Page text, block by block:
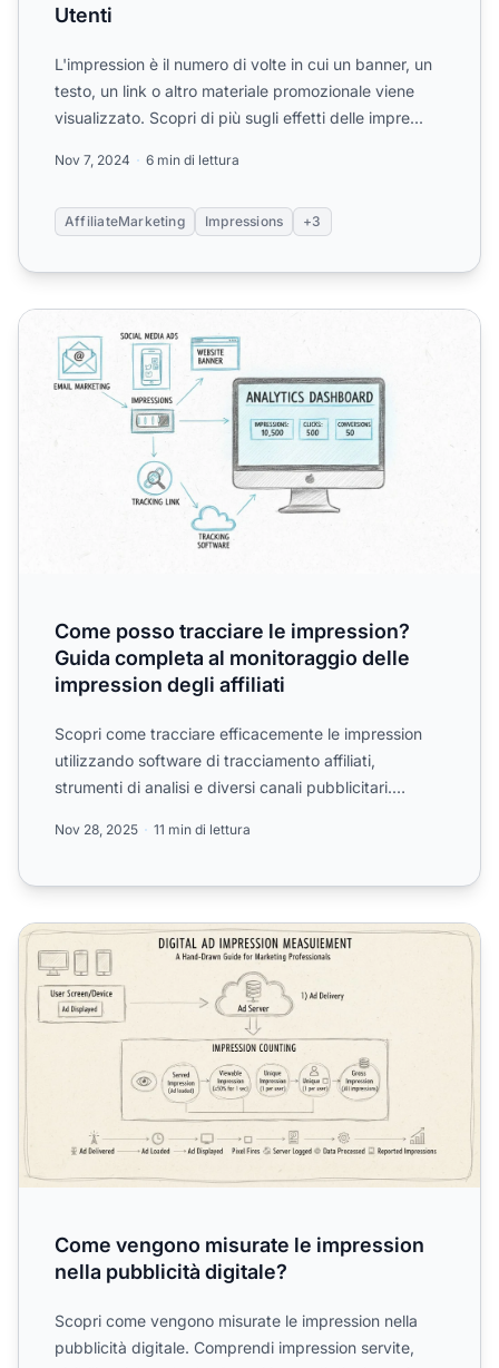
Utenti
L'impression è il numero di volte in cui un banner, un
testo, un link o altro materiale promozionale viene
visualizzato. Scopri di più sugli effetti delle impre...
Nov 7, 2024 6 min di lettura
AffiliateMarketing Impressions +3
Come posso tracciare le impression? Guida completa al
Come posso tracciare le impression?
Guida completa al monitoraggio delle
impression degli affiliati
Scopri come tracciare efficacemente le impression
utilizzando software di tracciamento affiliati,
strumenti di analisi e diversi canali pubblicitari.
Nov 28, 2025 11 min di lettura
Come vengono misurate le impression nella pubblicità
Come vengono misurate le impression
nella pubblicità digitale?
Scopri come vengono misurate le impression nella
pubblicità digitale. Comprendi impression servite,